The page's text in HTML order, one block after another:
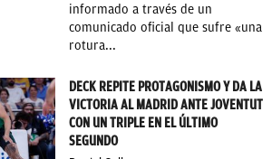
informado a través de un
comunicado oficial que sufre «una
rotura...
DECK REPITE PROTAGONISMO Y DA LA
VICTORIA AL MADRID ANTE JOVENTUT
CON UN TRIPLE EN EL ÚLTIMO
SEGUNDO